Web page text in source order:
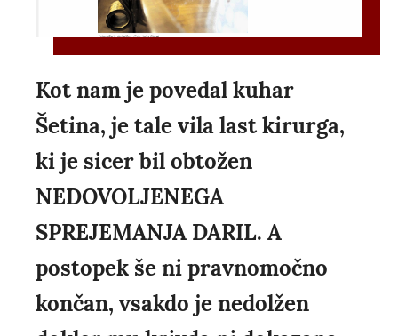
Kot nam je povedal kuhar
Šetina, je tale vila last kirurga,
ki je sicer bil obtožen
NEDOVOLJENEGA
SPREJEMANJA DARIL. A
postopek še ni pravnomočno
končan, vsakdo je nedolžen